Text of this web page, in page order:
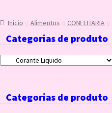
Início Alimentos CONFEITARIA
Categorias de produto
Categorias de produto